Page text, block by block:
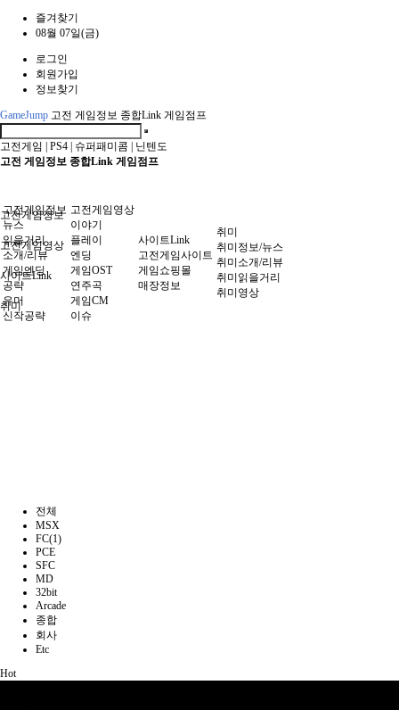
즐겨찾기
08월 07일(금)
로그인
회원가입
정보찾기
GameJump 고전 게임정보 종합Link 게임점프
고전게임 PS4 슈퍼패미콤
닌텐도
고전 게임정보 종합Link 게임점프
고전게임정보
고전게임영상
사이트Link
취미
고전게임정보
뉴스
읽을거리
소개/리뷰
게임엔딩
공략
유머
신작공략
고전게임영상
이야기
플레이
엔딩
게임OST
연주곡
게임CM
이슈
사이트Link
고전게임사이트
게임쇼핑몰
매장정보
취미
취미정보/뉴스
취미소개/리뷰
취미읽을거리
취미영상
전체
MSX
FC(1)
PCE
SFC
MD
32bit
Arcade
종합
회사
Etc
Hot